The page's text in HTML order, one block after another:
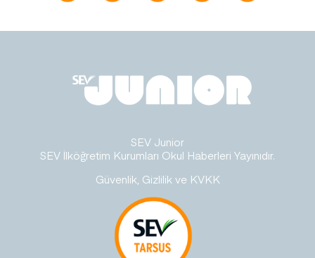
SEV Junior
SEV İlköğretim Kurumları Okul Haberleri Yayınıdır.
Güvenlik, Gizlilik ve KVKK